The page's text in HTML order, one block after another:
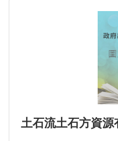
土石流土石方資源